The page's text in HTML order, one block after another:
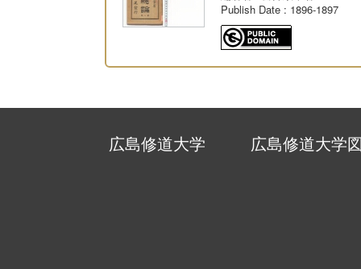
Publish Date : 1896-1897
広島修道大学 広島修道大学